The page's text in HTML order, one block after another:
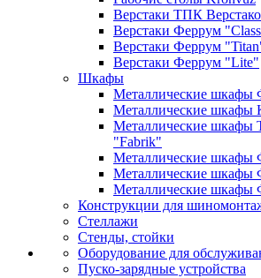
Верстаки ТПК
Верстаки Феррум
Верстаки Феррум
Верстаки Феррум "Lite"
Шкафы
Металлические шкафы
Металлические шкафы
Металлические шкафы
"Fabrik"
Металлические шкафы
Металлические шкафы
Металлические шкафы
Конструкции для
Стеллажи
Стенды, стойки
Оборудование для
Пуско-зарядные устройства